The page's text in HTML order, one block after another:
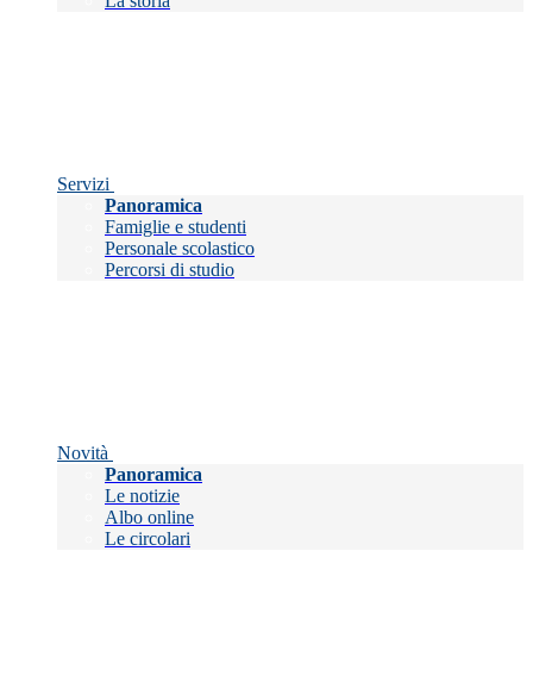
Servizi
Panoramica
Famiglie e studenti
Personale scolastico
Percorsi di studio
Novità
Panoramica
Le notizie
Albo online
Le circolari